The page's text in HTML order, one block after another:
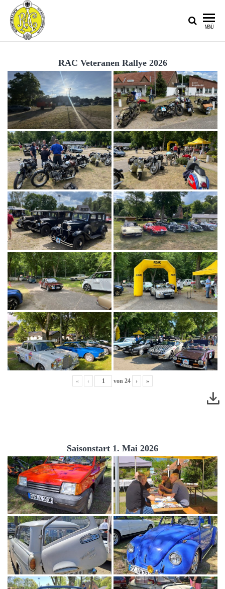
AUTOMOBIL-
CLUB IM
ADAC E.V.
MENÜ
RAC Veteranen Rallye 2026
« ‹ von 24 › »
Saisonstart 1. Mai 2026